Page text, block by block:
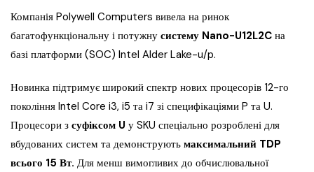
Компанія Polywell Computers вивела на ринок
багатофункціональну і потужну систему Nano-U12L2C на
базі платформи (SOC) Intel Alder Lake-u/p.
Новинка підтримує широкий спектр нових процесорів 12-го
покоління Intel Core i3, i5 та i7 зі специфікаціями P та U.
Процесори з суфіксом U у SKU спеціально розроблені для
вбудованих систем та демонструють максимальний TDP
всього 15 Вт. Для менш вимогливих до обчислювальної